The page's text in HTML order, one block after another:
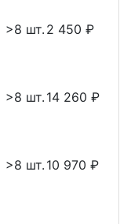
>8 шт. 2 450 ₽
>8 шт. 14 260 ₽
>8 шт. 10 970 ₽